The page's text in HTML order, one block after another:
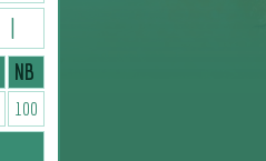
I
NB
100